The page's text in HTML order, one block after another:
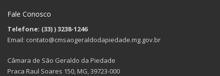
Fale Conosco
Telefone: (33)) 3238-1246
Email: contato@cmsaogeraldodapiedade.mg.gov.br
Câmara de São Geraldo da Piedade
Praca Raul Soares 150, MG, 39723-000